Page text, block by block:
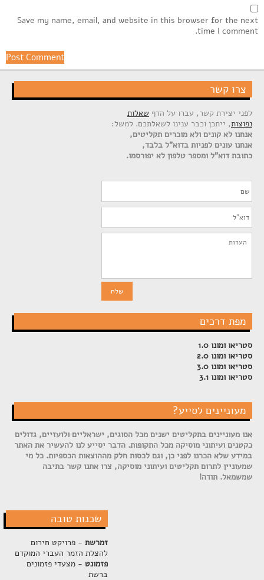
Save my name, email, and website in this browser for the next
time I comment.
צרו קשר
לפני יצירת קשר, עברו על הדף שאלות
נפוצות, ייתכן וכבר ענינו לשאלתכם. למשל:
אנחנו לא קונים ולא מוכרים תקליטים,
אנחנו עונים לפניות בדוא"ל בלבד,
כתובת דוא"ל ומספר טלפון לא יפורסמו.
מפת דרכים
סטריאו ומונו 1.0
סטריאו ומונו 2.0
סטריאו ומונו 3.0
סטריאו ומונו 3.1
מעוניינים לסייע?
אנו מעוניינים בתקליטים ישנים מכל הסוגים, ישראליים ולועזיים, גדולים
כקטנים ועיתוני מוסיקה מכל התקופות. הדבר יסייע לנו להעשיר את האתר
במידע שלא הכרנו לפני כן, וגם לכסות חלק מההוצאות הכספיות. כל מי
שמעוניין לתרום תקליטים ועיתוני מוסיקה, צרו אתנו קשר בתיבה
שמשמאל. תודה!
שכנות טובה
זמרשת- פרויקט חירום
להצלת הזמר העברי המוקדם
פזמונט - מצעדי פזמונים
ברשת